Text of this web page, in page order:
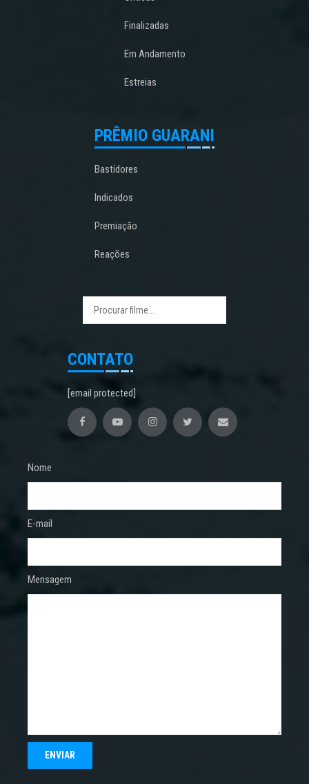
Finalizadas
Em Andamento
Estreias
PRÊMIO GUARANI
Bastidores
Indicados
Premiação
Reações
CONTATO
[email protected]
Nome
E-mail
Mensagem